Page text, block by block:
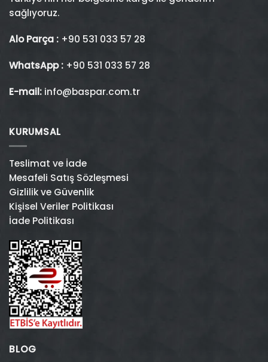
sağlıyoruz.
Alo Parça : +90 531 033 57 28
WhatsApp : +90 531 033 57 28
E-mail: info@baspar.com.tr
KURUMSAL
Teslimat ve İade
Mesafeli Satış Sözleşmesi
Gizlilik ve Güvenlik
Kişisel Veriler Politikası
İade Politikası
BLOG